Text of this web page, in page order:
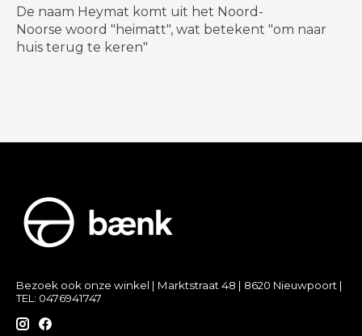
De naam Heymat komt uit het Noord-
Noorse woord "heimatt", wat betekent "om naar
huis terug te keren"
Bezoek ook onze winkel | Marktstraat 48 | 8620 Nieuwpoort |
TEL: 0476941747